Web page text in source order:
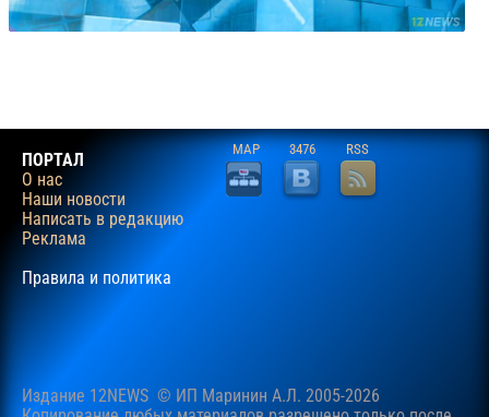
ПОРТАЛ
О нас
Наши новости
Написать в редакцию
Реклама
Правила и политика
MAP 3476 RSS
Издание 12NEWS © ИП Маринин А.Л. 2005-2026